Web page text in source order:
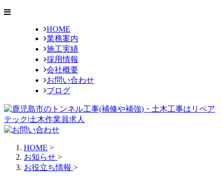
HOME
業務案内
施工実績
採用情報
会社概要
お問い合わせ
ブログ
HOME >
お知らせ >
お役立ち情報 >